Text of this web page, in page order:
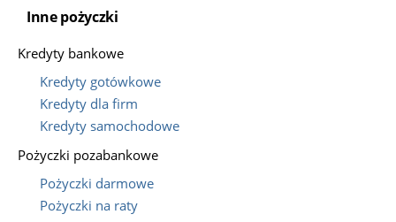
Inne pożyczki
Kredyty bankowe
Kredyty gotówkowe
Kredyty dla firm
Kredyty samochodowe
Pożyczki pozabankowe
Pożyczki darmowe
Pożyczki na raty